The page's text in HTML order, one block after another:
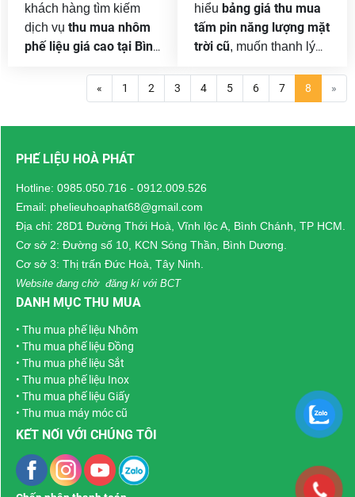
khách hàng tìm kiếm
dịch vụ thu mua nhôm
phế liệu giá cao tại Bình
định thanh lý. Việc tham
khảo thông tin về chủng
trình thu mua sẽ giúp
dịch, đồng thời tối ưu
giá trị của lượng phế
liệu đang có.
hiểu bảng giá thu mua
tấm pin năng lượng mặt
trời cũ, muốn thanh lý
áp mái, hệ thống tại nhà
xưởng hoặc công trình
« 1 2 3 4 5 6 7 8 »
PHẾ LIỆU HOÀ PHÁT
Hotline: 0985.050.716 - 0912.009.526
Email: phelieuhoaphat68@gmail.com
Địa chỉ: 28D1 Đường Thới Hoà, Vĩnh lộc A, Bình Chánh, TP HCM.
Cơ sở 2: Đường số 10, KCN Sóng Thần, Bình Dương.
Cơ sở 3: Thị trấn Đức Hoà, Tây Ninh.
Website đang chờ đăng kí với BCT
DANH MỤC THU MUA
• Thu mua phế liệu Nhôm
• Thu mua phế liệu Đồng
• Thu mua phế liệu Sắt
• Thu mua phế liệu Inox
• Thu mua phế liệu Giấy
• Thu mua máy móc cũ
KẾT NỐI VỚI CHÚNG TÔI